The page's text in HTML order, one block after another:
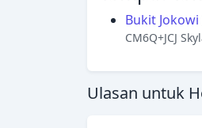
Bukit Jokowi
CM6Q+JCJ
Ulasan untuk